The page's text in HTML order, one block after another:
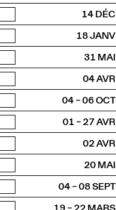
14 DÉC
18 JANV
31 MAI
04 AVR
04 – 06 OCT
01 – 27 AVR
02 AVR
20 MAI
04 – 08 SEPT